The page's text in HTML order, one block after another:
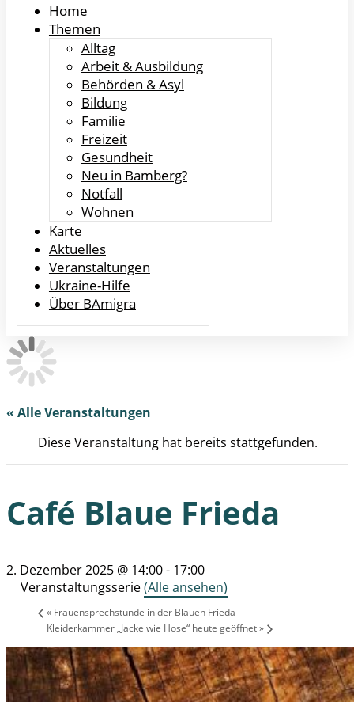
Home
Themen
Alltag
Arbeit & Ausbildung
Behörden & Asyl
Bildung
Familie
Freizeit
Gesundheit
Neu in Bamberg?
Notfall
Wohnen
Karte
Aktuelles
Veranstaltungen
Ukraine-Hilfe
Über BAmigra
« Alle Veranstaltungen
Diese Veranstaltung hat bereits stattgefunden.
Café Blaue Frieda
2. Dezember 2025 @ 14:00- 17:00
Veranstaltungsserie(Alle ansehen)
« Frauensprechstunde in der Blauen Frieda
Kleiderkammer „Jacke wie Hose“ heute geöffnet»